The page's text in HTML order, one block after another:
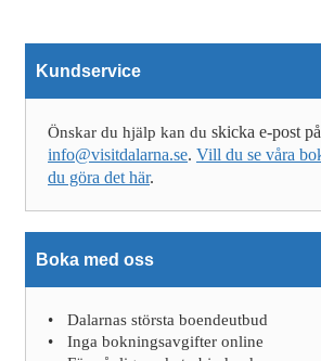
Kundservice
Önskar du hjälp kan du skicka e-post på
info@visitdalarna.se. Vill du se våra
du göra det här.
Boka med oss
Dalarnas största boendeutbud
Inga bokningsavgifter online